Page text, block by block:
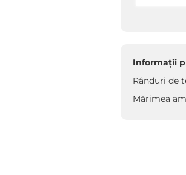
Informații
Rânduri de
Mărimea